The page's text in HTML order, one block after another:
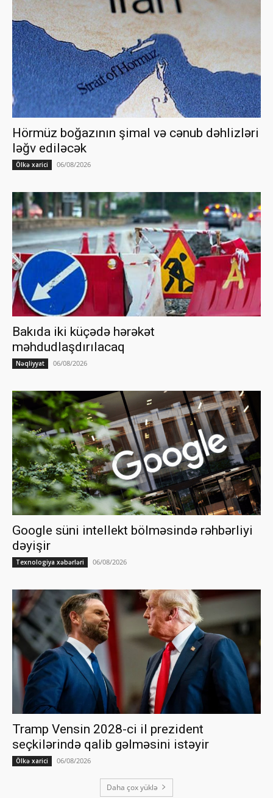
Hörmüz boğazının şimal və cənub dəhlizləri
ləğv ediləcək
Ölkə xarici 06/08/2026
Bakıda iki küçədə hərəkət
məhdudlaşdırılacaq
Nəqliyyat 06/08/2026
Google süni intellekt bölməsində rəhbərliyi
dəyişir
Texnologiya xəbərləri 06/08/2026
Tramp Vensin 2028-ci il prezident
seçkilərində qalib gəlməsini istəyir
Ölkə xarici 06/08/2026
Daha çox yüklə